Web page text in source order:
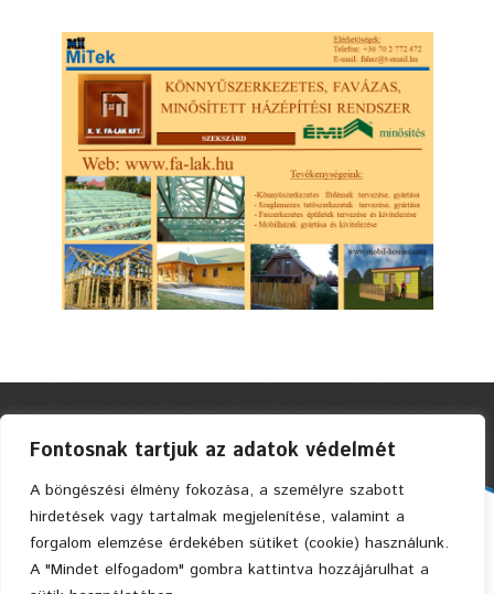
Fontosnak tartjuk az adatok védelmét
A böngészési élmény fokozása, a személyre szabott
hirdetések vagy tartalmak megjelenítése, valamint a
forgalom elemzése érdekében sütiket (cookie) használunk.
A "Mindet elfogadom" gombra kattintva hozzájárulhat a
Faszerkezetes Ház Kft. © 2004 Privacy Policy